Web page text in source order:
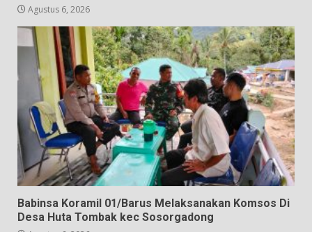
Agustus 6, 2026
Babinsa Koramil 01/Barus Melaksanakan Komsos Di
Desa Huta Tombak kec Sosorgadong